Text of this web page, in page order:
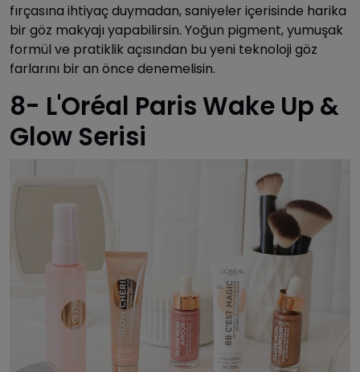
fırçasına ihtiyaç duymadan, saniyeler içerisinde harika
bir göz makyajı yapabilirsin. Yoğun pigment, yumuşak
formül ve pratiklik açısından bu yeni teknoloji göz
farlarını bir an önce denemelisin.
8- L'Oréal Paris Wake Up &
Glow Serisi